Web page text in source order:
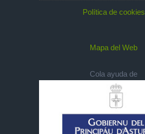
Política de cookies
Mapa del Web
Cola ayuda de